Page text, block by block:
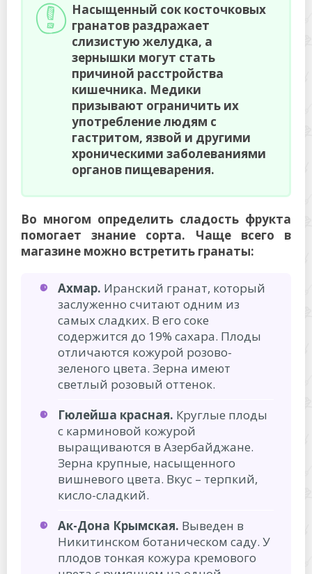
Насыщенный сок косточковых
гранатов раздражает
слизистую желудка, а
зернышки могут стать
причиной расстройства
кишечника. Медики
призывают ограничить их
употребление людям с
гастритом, язвой и другими
хроническими заболеваниями
органов пищеварения.
Во многом определить сладость фрукта
помогает знание сорта. Чаще всего в
магазине можно встретить гранаты:
Ахмар. Иранский гранат, который
заслуженно считают одним из
самых сладких. В его соке
содержится до 19% сахара. Плоды
отличаются кожурой розово-
зеленого цвета. Зерна имеют
светлый розовый оттенок.
Гюлейша красная. Круглые плоды
с карминовой кожурой
выращиваются в Азербайджане.
Зерна крупные, насыщенного
вишневого цвета. Вкус – терпкий,
кисло-сладкий.
Ак-Дона Крымская. Выведен в
Никитинском ботаническом саду. У
плодов тонкая кожура кремового